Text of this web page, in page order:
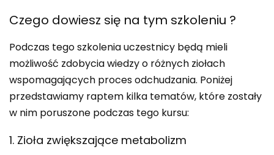
Czego dowiesz się na tym szkoleniu ?
Podczas tego szkolenia uczestnicy będą mieli
możliwość zdobycia wiedzy o różnych ziołach
wspomagających proces odchudzania. Poniżej
przedstawiamy raptem kilka tematów, które zostały
w nim poruszone podczas tego kursu:
1. Zioła zwiększające metabolizm